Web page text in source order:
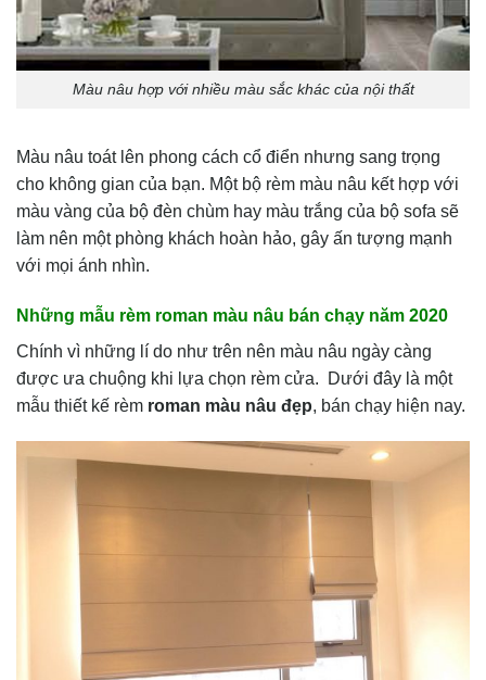
Màu nâu hợp với nhiều màu sắc khác của nội thất
Màu nâu toát lên phong cách cổ điển nhưng sang trọng
cho không gian của bạn. Một bộ rèm màu nâu kết hợp với
màu vàng của bộ đèn chùm hay màu trắng của bộ sofa sẽ
làm nên một phòng khách hoàn hảo, gây ấn tượng mạnh
với mọi ánh nhìn.
Những mẫu rèm roman màu nâu bán chạy năm 2020
Chính vì những lí do như trên nên màu nâu ngày càng
được ưa chuộng khi lựa chọn rèm cửa. Dưới đây là một
mẫu thiết kế rèm roman màu nâu đẹp, bán chạy hiện nay.